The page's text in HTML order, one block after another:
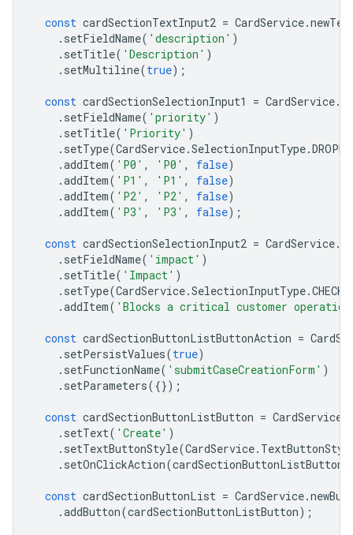
const cardSectionTextInput2 = CardService.
. setFieldName( 'description' )
. setTitle( 'Description' )
. setMultiline(true);
const cardSectionSelectionInput1 = CardService.
. setFieldName( 'priority' )
. setTitle( 'Priority' )
. setType(CardService.SelectionInputType.
.addItem( 'P0' , 'P0' , false)
.addItem( 'P1' , 'P1' , false)
.addItem( 'P2' , 'P2' , false)
.addItem( 'P3' , 'P3' , false);
const cardSectionSelectionInput2 = CardService.
. setFieldName( 'impact' )
. setTitle( 'Impact' )
. setType(CardService.SelectionInputType.
.addItem( 'Blocks a critical customer
const cardSectionButtonListButtonAction =
. setPersistValues(true)
. setFunctionName( 'submitCaseCreationForm' )
. setParameters({});
const cardSectionButtonListButton = CardService
. setText( 'Create' )
. setTextButtonStyle(CardService.
. setOnClickAction(
const cardSectionButtonList = CardService.
.addButton(cardSectionButtonListButton);